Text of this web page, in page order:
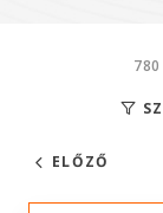
ELŐZŐ